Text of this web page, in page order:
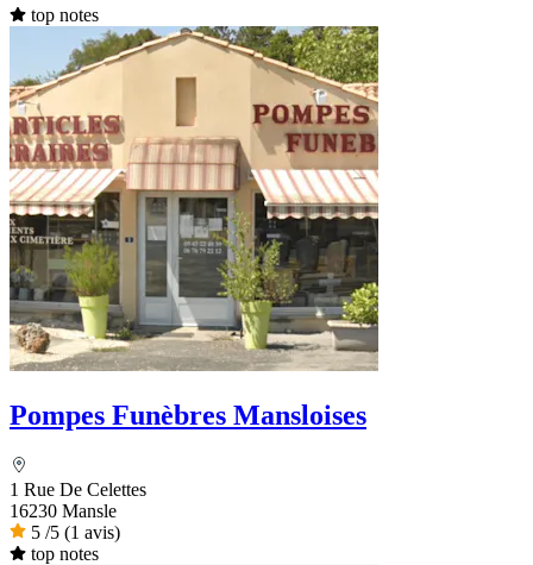
top notes
Pompes Funèbres Mansloises
1 Rue De Celettes
16230 Mansle
5 /5 (1 avis)
top notes